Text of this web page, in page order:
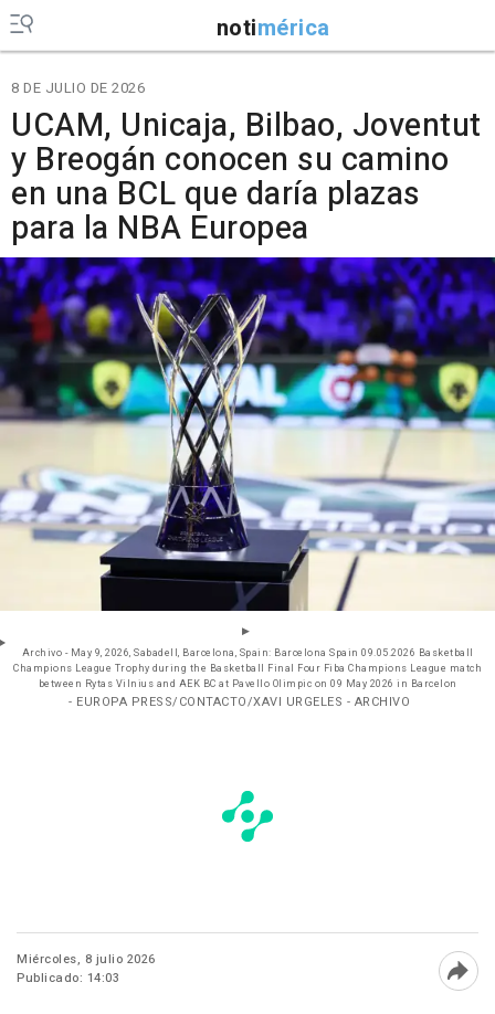
notimérica
8 DE JULIO DE 2026
UCAM, Unicaja, Bilbao, Joventut
y Breogán conocen su camino
en una BCL que daría plazas
para la NBA Europea
Archivo - May 9, 2026, Sabadell, Barcelona, Spain: Barcelona Spain 09.05.2026 Basketball
Champions League Trophy during the Basketball Final Four Fiba Champions League match
between Rytas Vilnius and AEK BC at Pavello Olimpic on 09 May 2026 in Barcelon
- EUROPA PRESS/CONTACTO/XAVI URGELES - ARCHIVO
Miércoles, 8 julio 2026
Publicado: 14:03